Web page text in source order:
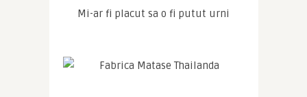
Mi-ar fi placut sa o fi putut urni